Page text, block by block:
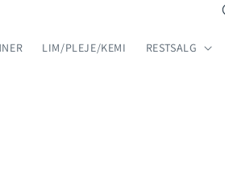
LIM/PLEJE/KEMI RESTSALG